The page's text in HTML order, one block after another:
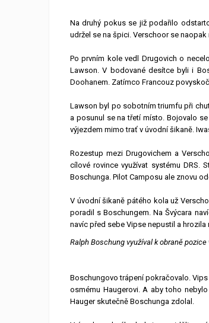
Na druhý pokus se již podařilo
udržel se na špici. Verschoor se
Po prvním kole vedl Drugovich o
Lawson. V bodované desítce byli i
Doohanem. Zatímco Francouz
Lawson byl po sobotním triumfu při
a posunul se na třetí místo. Bojovalo
výjezdem mimo trať v úvodní šikaně.
Rozestup mezi Drugovichem a
cílové rovince využívat systému
Boschunga. Pilot Camposu ale znovu
V úvodní šikaně pátého kola už
poradil s Boschungem. Na Švýcara
navíc před sebe Vipse nepustil a hrozila
Ralph Boschung využíval k obraně
Boschungovo trápení pokračovalo.
osmému Haugerovi. A aby toho
Hauger skutečně Boschunga zdolal.